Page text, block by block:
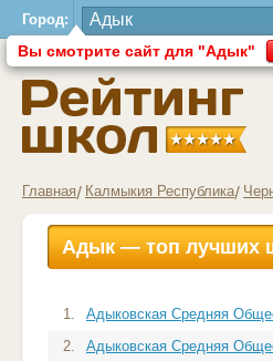
Город:
Вы смотрите сайт для "Адык"
Главная Калмыкия Республика
Адык — топ лучших
1.
Адыковская Средняя
2.
Адыковская Средняя